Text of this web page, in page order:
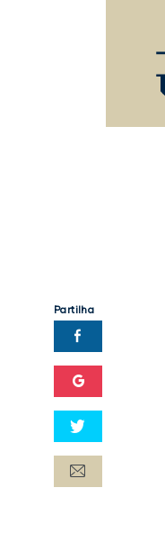
Partilha